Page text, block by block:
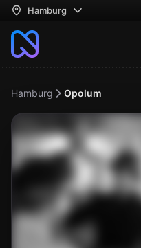
Hamburg
Hamburg Opolum